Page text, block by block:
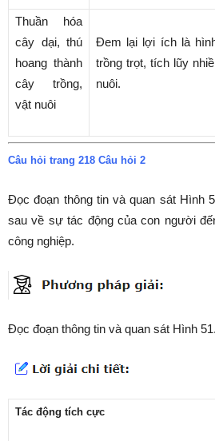
Thuần hóa
cây dại, thú
hoang thành
cây trồng,
vật nuôi
Đem lại lợi ích là
trồng trọt, tích lũy
nuôi.
Câu hỏi trang 218 Câu hỏi 2
Đọc đoạn thông tin và quan sát Hình
sau về sự tác động của con người
công nghiệp.
Đọc đoạn thông tin và quan sát Hình
Tác động tích cực